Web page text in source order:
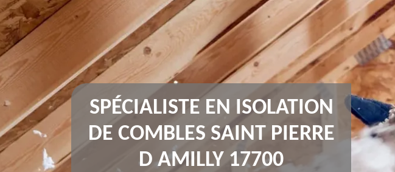
SPÉCIALISTE EN ISOLATION
DE COMBLES SAINT PIERRE
D AMILLY 17700